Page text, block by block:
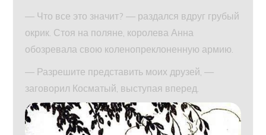
— Что все это значит? — раздался вдруг грубый
окрик. Стоя на поляне, королева Анна
обозревала свою коленопреклоненную армию.
— Разрешите представить моих друзей, —
заговорил Косматый, выступая вперед.